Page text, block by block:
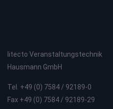
litecto Veranstaltungstechnik
Hausmann GmbH
Tel. +49 (0) 7584 / 92189-0
Fax +49 (0) 7584 / 92189-29